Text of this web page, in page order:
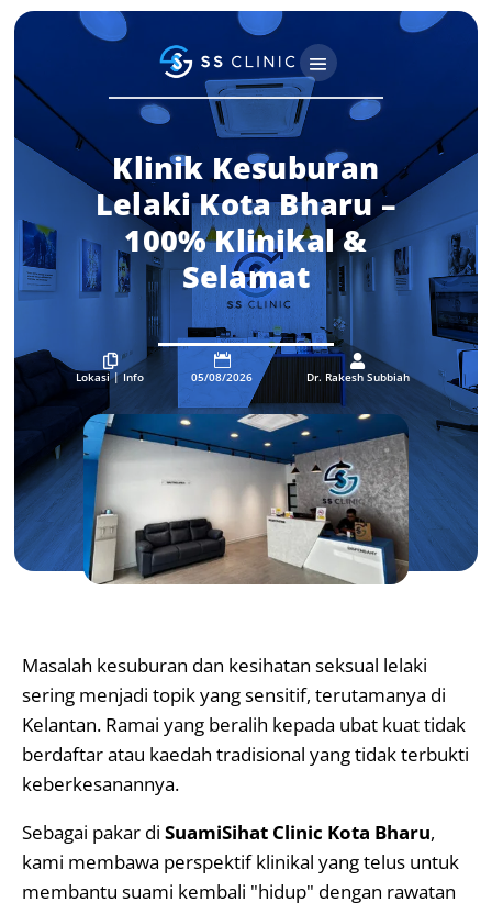
Klinik Kesuburan
Lelaki Kota Bharu –
100% Klinikal &
Selamat

Lokasi|Info

05/08/2026

Dr. Rakesh Subbiah
Masalah kesuburan dan kesihatan seksual lelaki
sering menjadi topik yang sensitif, terutamanya di
Kelantan. Ramai yang beralih kepada ubat kuat tidak
berdaftar atau kaedah tradisional yang tidak terbukti
keberkesanannya.
Sebagai pakar di SuamiSihat Clinic Kota Bharu,
kami membawa perspektif klinikal yang telus untuk
membantu suami kembali "hidup" dengan rawatan